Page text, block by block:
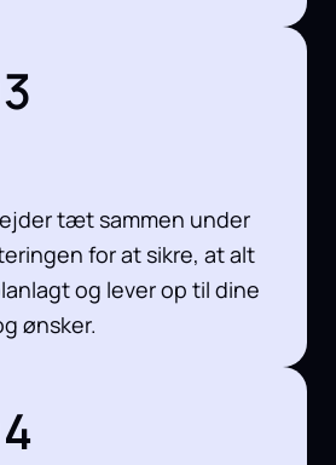
tæt sammen under
for at sikre, at alt
og lever op til dine
ønsker.